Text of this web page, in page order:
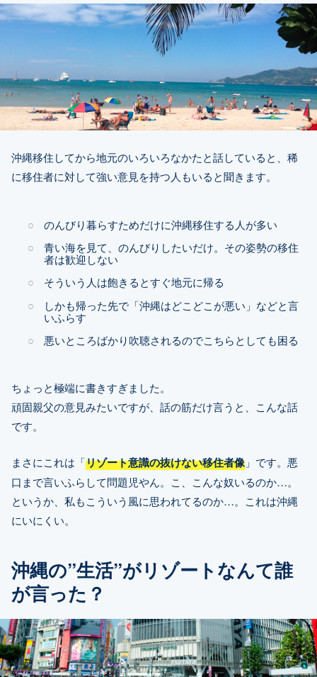
沖縄移住してから地元のいろいろなかたと話していると、稀
に移住者に対して強い意見を持つ人もいると聞きます。
のんびり暮らすためだけに沖縄移住する人が多い
青い海を見て、のんびりしたいだけ。その姿勢の移住
者は歓迎しない
そういう人は飽きるとすぐ地元に帰る
しかも帰った先で「沖縄はどこどこが悪い」などと言
いふらす
悪いところばかり吹聴されるのでこちらとしても困る
ちょっと極端に書きすぎました。
頑固親父の意見みたいですが、話の筋だけ言うと、こんな話
です。
まさにこれは「リゾート意識の抜けない移住者像」です。悪
口まで言いふらして問題児やん。こ、こんな奴いるのか…。
というか、私もこういう風に思われてるのか…。これは沖縄
にいにくい。
沖縄の”生活”がリゾートなんて誰
が言った？